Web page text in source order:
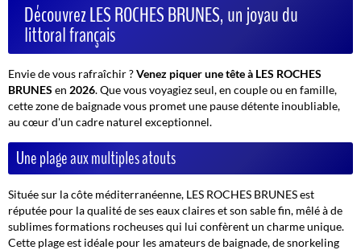
Découvrez LES ROCHES BRUNES, un joyau du
littoral français
Envie de vous rafraîchir ?Venez piquer une tête à LES ROCHES
BRUNES en 2026. Que vous voyagiez seul, en couple ou en famille,
cette zone de baignade vous promet une pause détente inoubliable,
au cœur d'un cadre naturel exceptionnel.
Une plage aux multiples atouts
Située sur la côte méditerranéenne, LES ROCHES BRUNES est
réputée pour la qualité de ses eaux claires et son sable fin, mêlé à de
sublimes formations rocheuses qui lui confèrent un charme unique.
Cette plage est idéale pour les amateurs de baignade, de snorkeling